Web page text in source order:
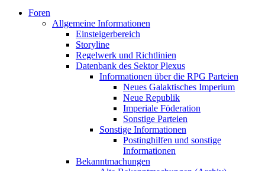
Foren
Allgemeine Informationen
Einsteigerbereich
Storyline
Regelwerk und Richtlinien
Datenbank des Sektor Plexus
Informationen über die RPG Parteien
Neues Galaktisches Imperium
Neue Republik
Imperiale Föderation
Sonstige Parteien
Sonstige Informationen
Postinghilfen und sonstige
Informationen
Bekanntmachungen